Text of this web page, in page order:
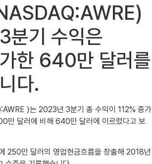
기 수익은
한 640만 달러를
다.
)는 2023년 3분기 총 수익이 112% 증가
만 달러에 비해 640만 달러에 이르렀다고 보
250만 달러의 영업현금흐름을 창출해 2018년